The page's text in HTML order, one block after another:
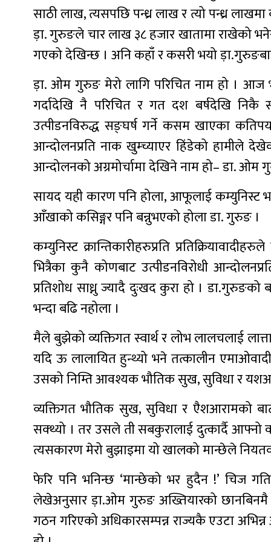
साठी लाख, त्यसपछि पन्ध्र लाख र त्यो पन्ध्र
ड़ा. गुरुङले चार लाख ३८ हजार खातामा राखेको
गएको देखिन्छ । अनि कहाँ र कसरी भयो
ड़ा. ओम गुरुङ मेरो लागि परिचित नाम हो । आज
गर्दादेखि नै परिचित र गत दश बर्षदेखि निकै
उत्पीडनविरुद्ध सङ्घर्ष गर्ने कसम खाएका
आन्दोलनप्रति नाक खुम्च्याएर हिंडेको हामीले
आन्दोलनको अग्रमोर्चामा देखिने नाम हो– डा. ओम
सायद यही कारण पनि होला, आफूलाई कम्युनिस्ट
आँखाको कसिङ्गर पनि बन्नुभएको होला डा. गुरुङ ।
कम्युनिस्ट क्रान्तिकारीहरुप्रति
भित्रैका कुनै कोणबाट उत्पीडनविरोधी
प्रतिशोध साध्नु ज्यादै दुःखद कुरा हो ।
भन्दा बढि नहोला ।
मैले बुझेको व्यक्तिगत स्वार्थ र लोभ लालचलाई
यदि ऊ लालायित हुन्थ्यो भने तत्कालीन
उसको निम्ति आवश्यक भौतिक सुख, सुविधा र
व्यक्तिगत भौतिक सुख, सुविधा र एैशआरामको
सक्थ्यो । तर उसले ती सबकुरालाई दुत्कार्दै आफ्नो
त्यसकारण मेरो बुझाइमा यो खालको मान्छेले
फेरि पनि भनिन्छ ‘मान्छेको भर हुदैन !’ चिज
लेखेअनुसार ड़ा.ओम गुरुङ अख्तियारको छानबिनमै
गठन गरिएको अधिकारसम्पन्न राज्यकै एउटा